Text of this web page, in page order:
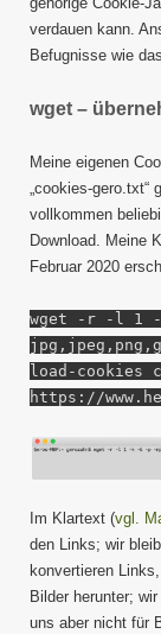
verdauen kann.
Befugnisse wie
wget –
Meine eigenen
„cookies-gero.txt“
vollkommen
Download. Meine
Februar 2020
wget -r -l 1 -
load-cookies
https://
Im Klartext (vgl.
den Links; wir
konvertieren
Bilder herunter;
uns aber nicht für